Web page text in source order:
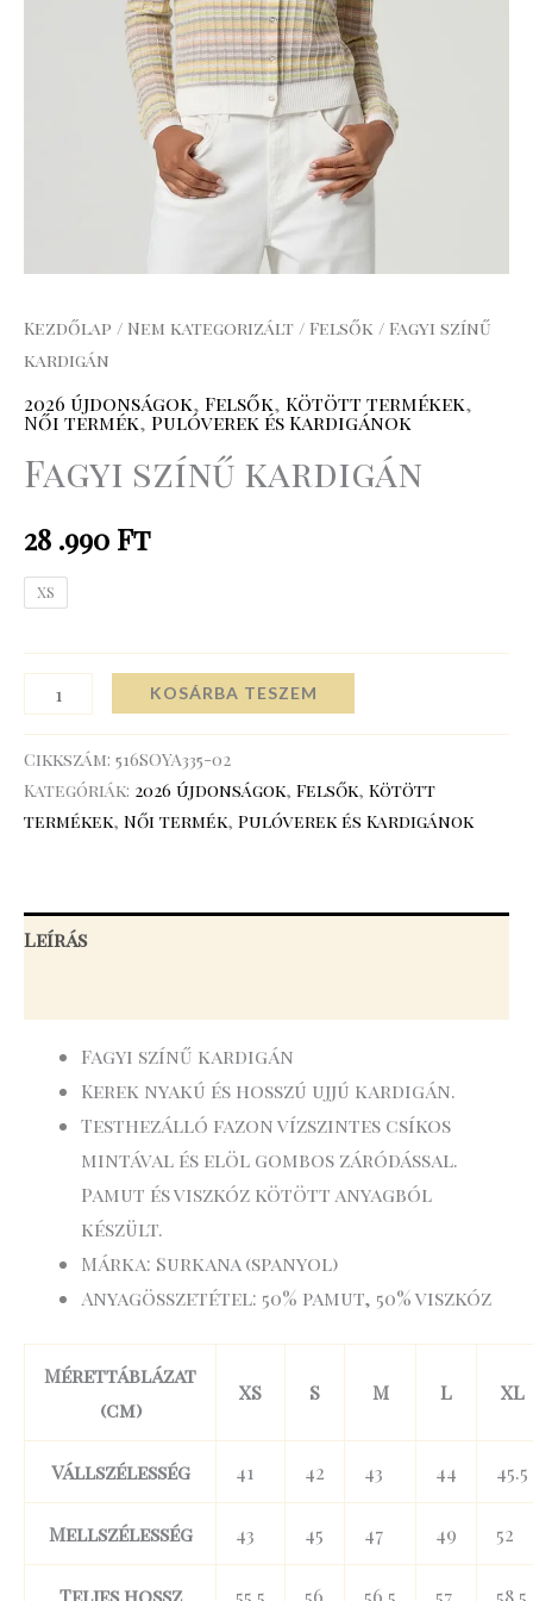
Kezdőlap / Nem kategorizált / Felsők / Fagyi színű
kardigán
2026 újdonságok, Felsők, Kötött termékek,
Női termék, Pulóverek és Kardigánok
Fagyi színű kardigán
28 .990 Ft
XS
KOSÁRBA TESZEM
Cikkszám: 516SOYA335-02
Kategóriák: 2026 újdonságok, Felsők, Kötött
termékek, Női termék, Pulóverek és Kardigánok
Leírás
Fagyi színű kardigán
Kerek nyakú és hosszú ujjú kardigán.
Testhezálló fazon vízszintes csíkos
mintával és elöl gombos záródással.
Pamut és viszkóz kötött anyagból
készült.
Márka: Surkana (spanyol)
Anyagösszetétel: 50% pamut, 50% viszkóz
Mérettáblázat
(cm)
XS S M L XL
Vállszélesség 41 42 43 44 45.5
Mellszélesség 43 45 47 49 52
Teljes hossz 55.5 56 56.5 57 58.5